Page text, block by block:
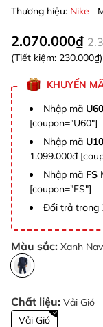
Thương hiệu: Nike
2.070.000₫
(Tiết kiệm: 230.000₫)
KHUYẾN
Nhập mã U60
[coupon="U60"]
Nhập mã
1.099.000đ
Nhập mã FS
[coupon="FS"]
Đổi trả trong
Màu sắc: Xanh
Chất liệu: Vải Gió
Vải Gió